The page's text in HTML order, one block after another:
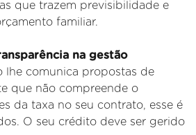
que trazem previsibilidade e
familiar.
na gestão
lhe comunica propostas de
que não compreende o
da taxa no seu contrato, esse é
O seu crédito deve ser gerido